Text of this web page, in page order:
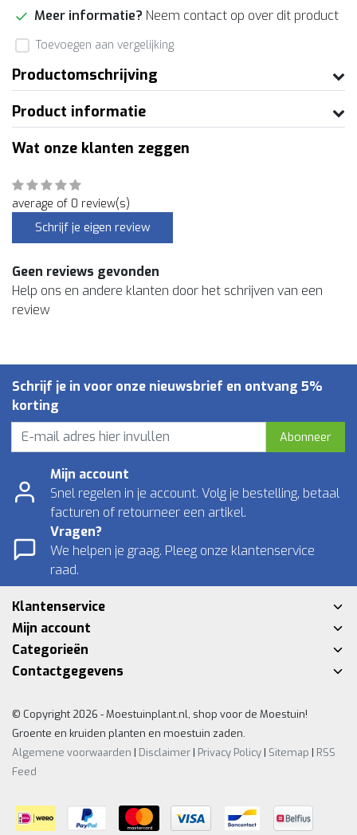
Meer informatie? Neem contact op over dit product
Toevoegen aan vergelijking
Productomschrijving
Product informatie
Wat onze klanten zeggen
average of 0 review(s)
Schrijf je eigen review
Geen reviews gevonden
Help ons en andere klanten door het schrijven van een
review
Schrijf je in voor onze nieuwsbrief en ontvang 5%
korting
Abonneer
Mijn account
Snel regelen in je account. Volg je bestelling, betaal
facturen of retourneer een artikel.
Vragen?
We helpen je graag. Pleeg onze klantenservice
raad.
Klantenservice
Mijn account
Categorieën
Contactgegevens
© Copyright 2026 - Moestuinplant.nl, shop voor de Moestuin!
Groente en kruiden planten en moestuin zaden.
Algemene voorwaarden | Disclaimer | Privacy Policy | Sitemap | RSS
Feed